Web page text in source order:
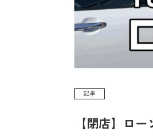
記事
【閉店】ロ